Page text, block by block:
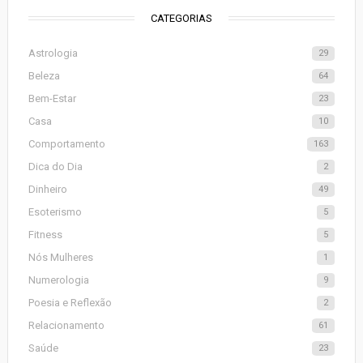
CATEGORIAS
Astrologia 29
Beleza 64
Bem-Estar 23
Casa 10
Comportamento 163
Dica do Dia 2
Dinheiro 49
Esoterismo 5
Fitness 5
Nós Mulheres 1
Numerologia 9
Poesia e Reflexão 2
Relacionamento 61
Saúde 23